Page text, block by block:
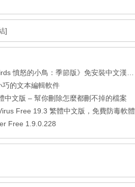
]
憤怒的小鳥：季節版》免安裝中文漢化版
巧的文本編輯軟件
中文版 – 幫你刪除怎麼都刪不掉的檔案
Free 19.3 繁體中文版，免費防毒軟體
Free 1.9.0.228